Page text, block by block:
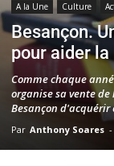
A la Une Culture
Besançon.
pour aider la
Comme chaque
organise sa vente
Besançon d'acquérir
Par Anthony Soares -